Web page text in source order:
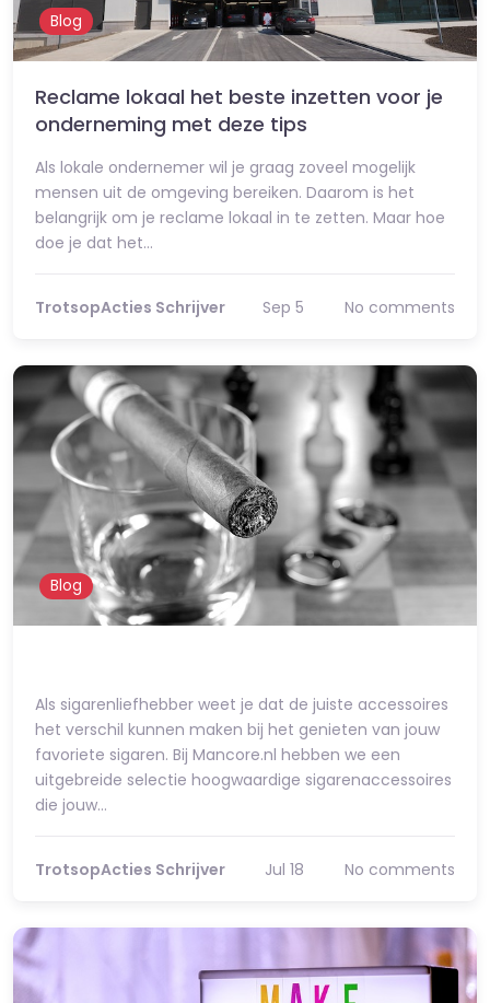
Blog
Reclame lokaal het beste inzetten voor je
onderneming met deze tips
Als lokale ondernemer wil je graag zoveel mogelijk
mensen uit de omgeving bereiken. Daarom is het
belangrijk om je reclame lokaal in te zetten. Maar hoe
doe je dat het…
TrotsopActies Schrijver Sep 5 No comments
Blog
Als sigarenliefhebber weet je dat de juiste accessoires
het verschil kunnen maken bij het genieten van jouw
favoriete sigaren. Bij Mancore.nl hebben we een
uitgebreide selectie hoogwaardige sigarenaccessoires
die jouw…
TrotsopActies Schrijver Jul 18 No comments